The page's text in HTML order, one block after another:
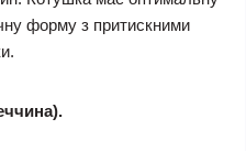
форму з притискними